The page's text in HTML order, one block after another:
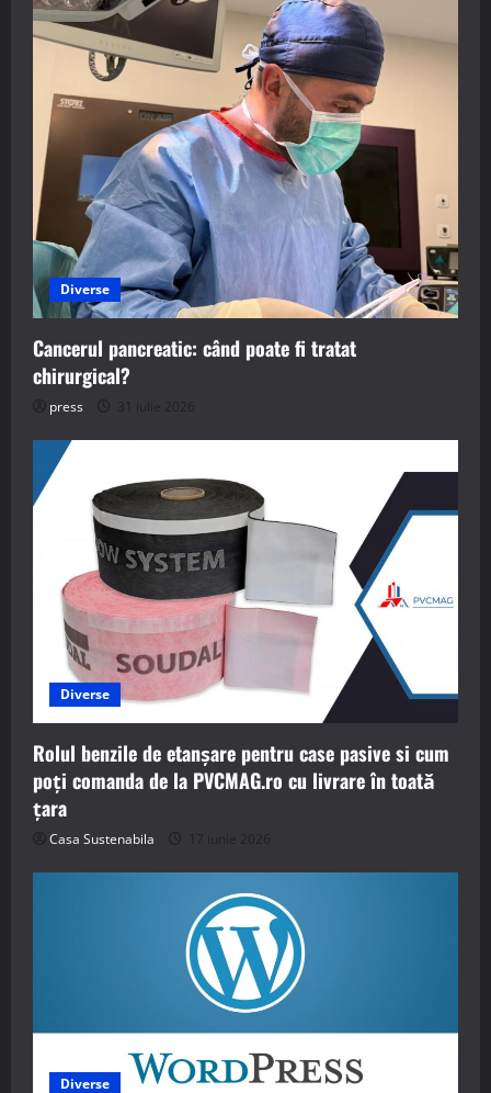
Diverse
Cancerul pancreatic: când poate fi tratat
chirurgical?
press 31 iulie 2026
Diverse
Rolul benzile de etanșare pentru case pasive si cum
poți comanda de la PVCMAG.ro cu livrare în toată
țara
Casa Sustenabila 17 iunie 2026
Diverse